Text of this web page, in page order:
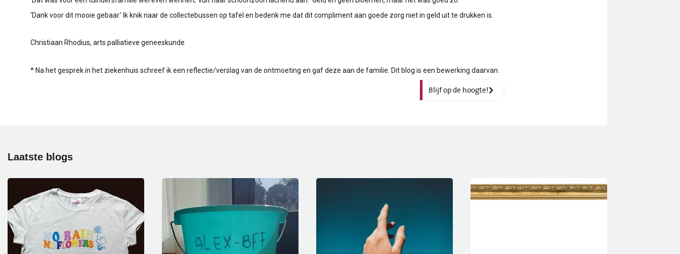
‘Dank voor dit mooie gebaar.’ Ik knik naar de collectebussen op tafel en bedenk me dat dit compliment aan goede zorg niet in geld uit te drukken is.
Christiaan Rhodius, arts palliatieve geneeskunde
* Na het gesprek in het ziekenhuis schreef ik een reflectie/verslag van de ontmoeting en gaf deze aan de familie. Dit blog is een bewerking daarvan.
Blijf op de hoogte!
Laatste blogs